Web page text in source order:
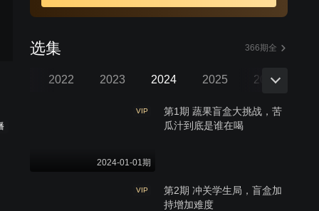
选集 366期全
2022 2023 2024 2025 2026
VIP
2024-01-01期
第1期 蔬果盲盒大挑战，苦
瓜汁到底是谁在喝
VIP
第2期 冲关学生局，盲盒加
持增加难度